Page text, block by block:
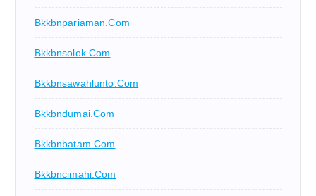
Bkkbnpariaman.com
Bkkbnsolok.com
Bkkbnsawahlunto.com
Bkkbndumai.com
Bkkbnbatam.com
Bkkbncimahi.com